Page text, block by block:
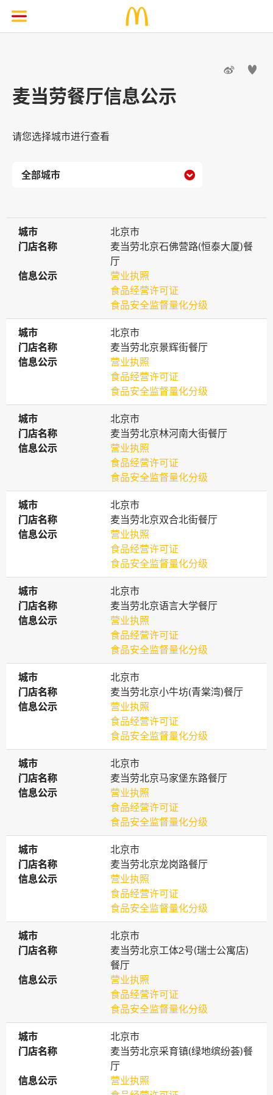
 
麦当劳餐厅信息公示
请您选择城市进行查看

城市
城市
北京市
门店名称
门店名称
麦当劳北京石佛营路(恒泰大厦)餐
厅
信息公示
信息公示
营业执照
食品经营许可证
食品安全监督量化分级
城市
城市
北京市
门店名称
门店名称
麦当劳北京景辉街餐厅
信息公示
信息公示
营业执照
食品经营许可证
食品安全监督量化分级
城市
城市
北京市
门店名称
门店名称
麦当劳北京林河南大街餐厅
信息公示
信息公示
营业执照
食品经营许可证
食品安全监督量化分级
城市
城市
北京市
门店名称
门店名称
麦当劳北京双合北街餐厅
信息公示
信息公示
营业执照
食品经营许可证
食品安全监督量化分级
城市
城市
北京市
门店名称
门店名称
麦当劳北京语言大学餐厅
信息公示
信息公示
营业执照
食品经营许可证
食品安全监督量化分级
城市
城市
北京市
门店名称
门店名称
麦当劳北京小牛坊(青棠湾)餐厅
信息公示
信息公示
营业执照
食品经营许可证
食品安全监督量化分级
城市
城市
北京市
门店名称
门店名称
麦当劳北京马家堡东路餐厅
信息公示
信息公示
营业执照
食品经营许可证
食品安全监督量化分级
城市
城市
北京市
门店名称
门店名称
麦当劳北京龙岗路餐厅
信息公示
信息公示
营业执照
食品经营许可证
食品安全监督量化分级
城市
城市
北京市
门店名称
门店名称
麦当劳北京工体2号(瑞士公寓店)
餐厅
信息公示
信息公示
营业执照
食品经营许可证
食品安全监督量化分级
城市
城市
北京市
门店名称
门店名称
麦当劳北京采育镇(绿地缤纷荟)餐
厅
信息公示
信息公示
营业执照